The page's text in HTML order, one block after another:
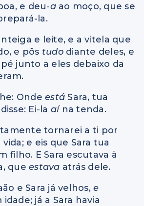
e deu-a ao moço, que se
la.
e leite, e a vitela que
e pôs tudo diante deles, e
junto a eles debaixo da
Onde estáSara, tua
Ei-la aí na tenda.
tornarei a ti por
e eis que Sara tua
filho. E Sara escutava à
que estava atrás dele.
e Sara já velhos, e
já a Sara havia